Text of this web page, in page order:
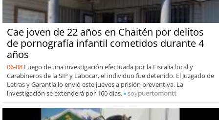
Cae joven de 22 años en Chaitén por delitos
de pornografía infantil cometidos durante 4
años
06-08 Luego de una investigación efectuada por la Fiscalía local y
Carabineros de la SIP y Labocar, el individuo fue detenido. El Juzgado de
Letras y Garantía lo envió este jueves a prisión preventiva. La
investigación se extenderá por 160 días.
soypuertomontt